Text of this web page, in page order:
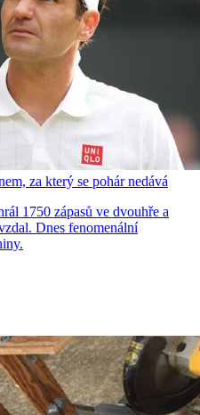
za který se pohár nedává
1750 zápasů ve dvouhře a
Dnes fenomenální